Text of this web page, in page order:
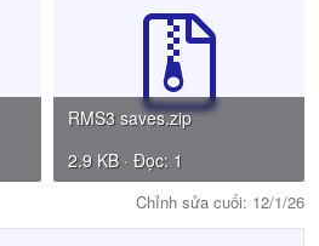
RMS3 saves.zip
2.9 KB · Đọc: 1
Chỉnh sửa cuối: 12/1/26